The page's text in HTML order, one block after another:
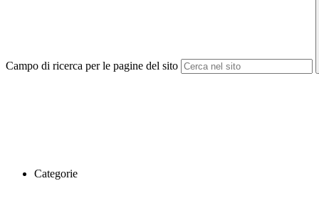
Campo di ricerca per le pagine del sito
Categorie